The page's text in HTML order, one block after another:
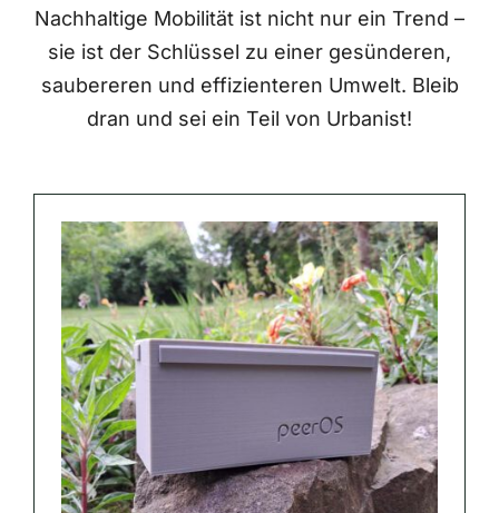
Nachhaltige Mobilität ist nicht nur ein Trend –
sie ist der Schlüssel zu einer gesünderen,
saubereren und effizienteren Umwelt. Bleib
dran und sei ein Teil von Urbanist!